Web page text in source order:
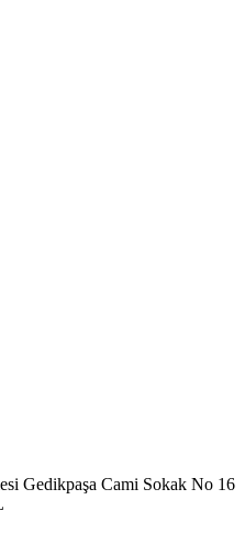
Gedikpaşa Cami Sokak No 16